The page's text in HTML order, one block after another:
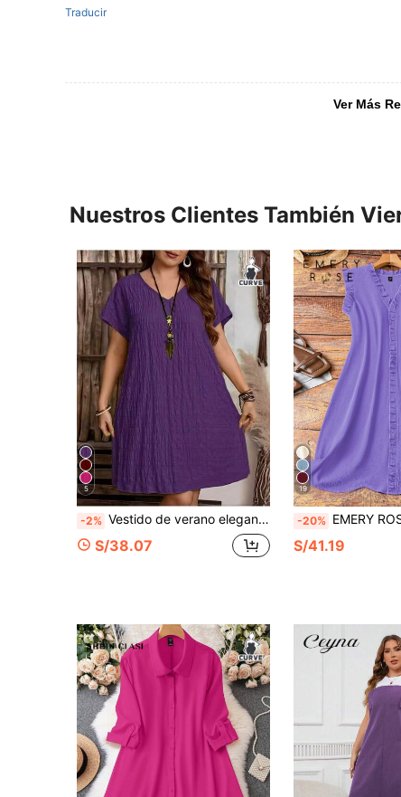
Traducir
Ver Más
Nuestros Clientes También
5
-2% Vestido de verano elegante de manga corta, suelto, de unicolor, con cuello en V, de estilo vintage, talla grande (medida del busto)
S/38.07
19
-20% EMERY ROSE Vestido casual holgado con cuello en V, sin
S/41.19